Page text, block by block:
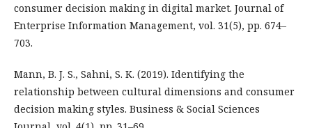
consumer decision making in digital market. Journal of
Enterprise Information Management, vol. 31(5), pp. 674–
703.
Mann, B. J. S., Sahni, S. K. (2019). Identifying the
relationship between cultural dimensions and consumer
decision making styles. Business & Social Sciences